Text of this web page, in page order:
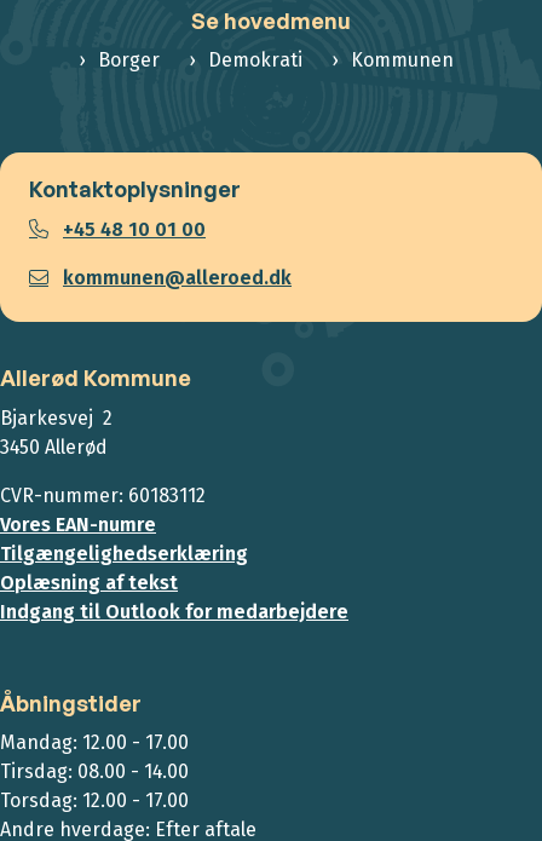
Se hovedmenu
Borger Demokrati Kommunen
Kontaktoplysninger
+45 48 10 01 00
kommunen@alleroed.dk
Allerød Kommune
Bjarkesvej 2
3450 Allerød
CVR-nummer: 60183112
Vores EAN-numre
Tilgængelighedserklæring
Oplæsning af tekst
Indgang til Outlook for medarbejdere
Åbningstider
Mandag: 12.00 - 17.00
Tirsdag: 08.00 - 14.00
Torsdag: 12.00 - 17.00
Andre hverdage: Efter aftale